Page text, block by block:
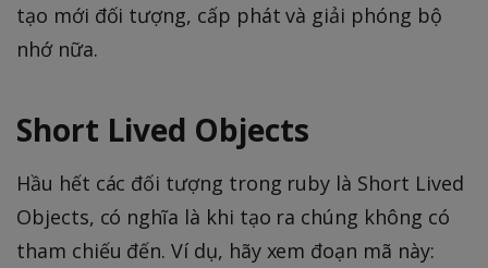
tạo mới đối tượng, cấp phát và giải phóng bộ
nhớ nữa.
Short Lived Objects
Hầu hết các đối tượng trong ruby là Short Lived
Objects, có nghĩa là khi tạo ra chúng không có
tham chiếu đến. Ví dụ, hãy xem đoạn mã này: